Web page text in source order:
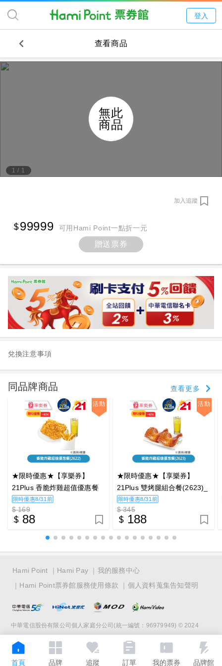
登入
首頁 品牌 追蹤 訂單 我的票券 品牌館
查看商品
1 / 1
無此
商品
加入追蹤
99999 可用Hami Point一點折一元
贈送票券
兌換注意事項
同品牌商品 查看更多
活動
★限時優惠★【享樂券】
21Plus 香脆炸雞超值優惠餐
(2622)_電子憑證
限時優惠8/31前
$ 169
88
活動
★限時優惠★【享樂券】
21Plus 雙烤腿組合餐(2623)_
電子憑證
限時優惠8/31前
$ 345
188
Hami Point Hami Pay
我的服務中心
Hami Point票券館服務使用條款
個人資料蒐集告知聲明
中華電信股份有限公司個人家庭分公司(統一編號：96979949) © 2024